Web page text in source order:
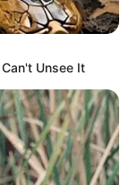
Unsee It